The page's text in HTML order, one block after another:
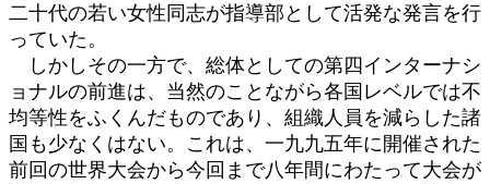
二十代の若い女性同志が指導部として活発な発言を行
っていた。
しかしその一方で、総体としての第四インターナシ
ョナルの前進は、当然のことながら各国レベルでは不
均等性をふくんだものであり、組織人員を減らした諸
国も少なくはない。これは、一九九五年に開催された
前回の世界大会から今回まで八年間にわたって大会が